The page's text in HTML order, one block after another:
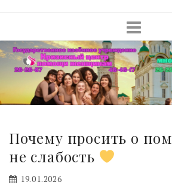
Почему просить о
не слабость
19.01.2026